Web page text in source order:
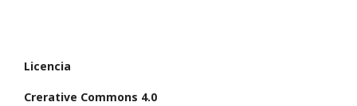
Licencia
Crerative Commons 4.0